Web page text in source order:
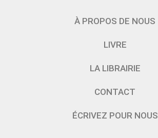
À PROPOS DE NOUS
LIVRE
LA LIBRAIRIE
CONTACT
ÉCRIVEZ POUR NOUS